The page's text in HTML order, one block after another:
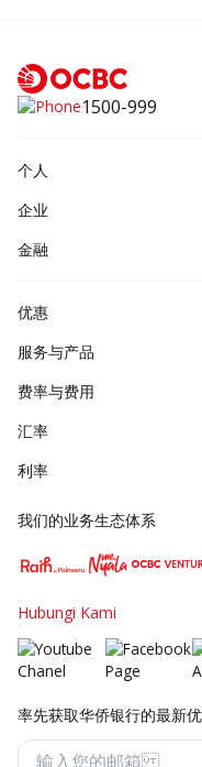
1500-999
个人
企业
金融
优惠
服务与产品
费率与费用
汇率
利率
我们的业务生态体系
Hubungi Kami
率先获取华侨银行的最新